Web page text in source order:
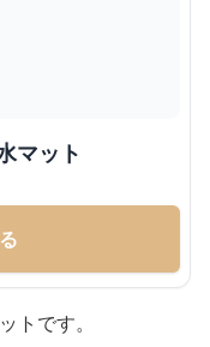
マット
トです。